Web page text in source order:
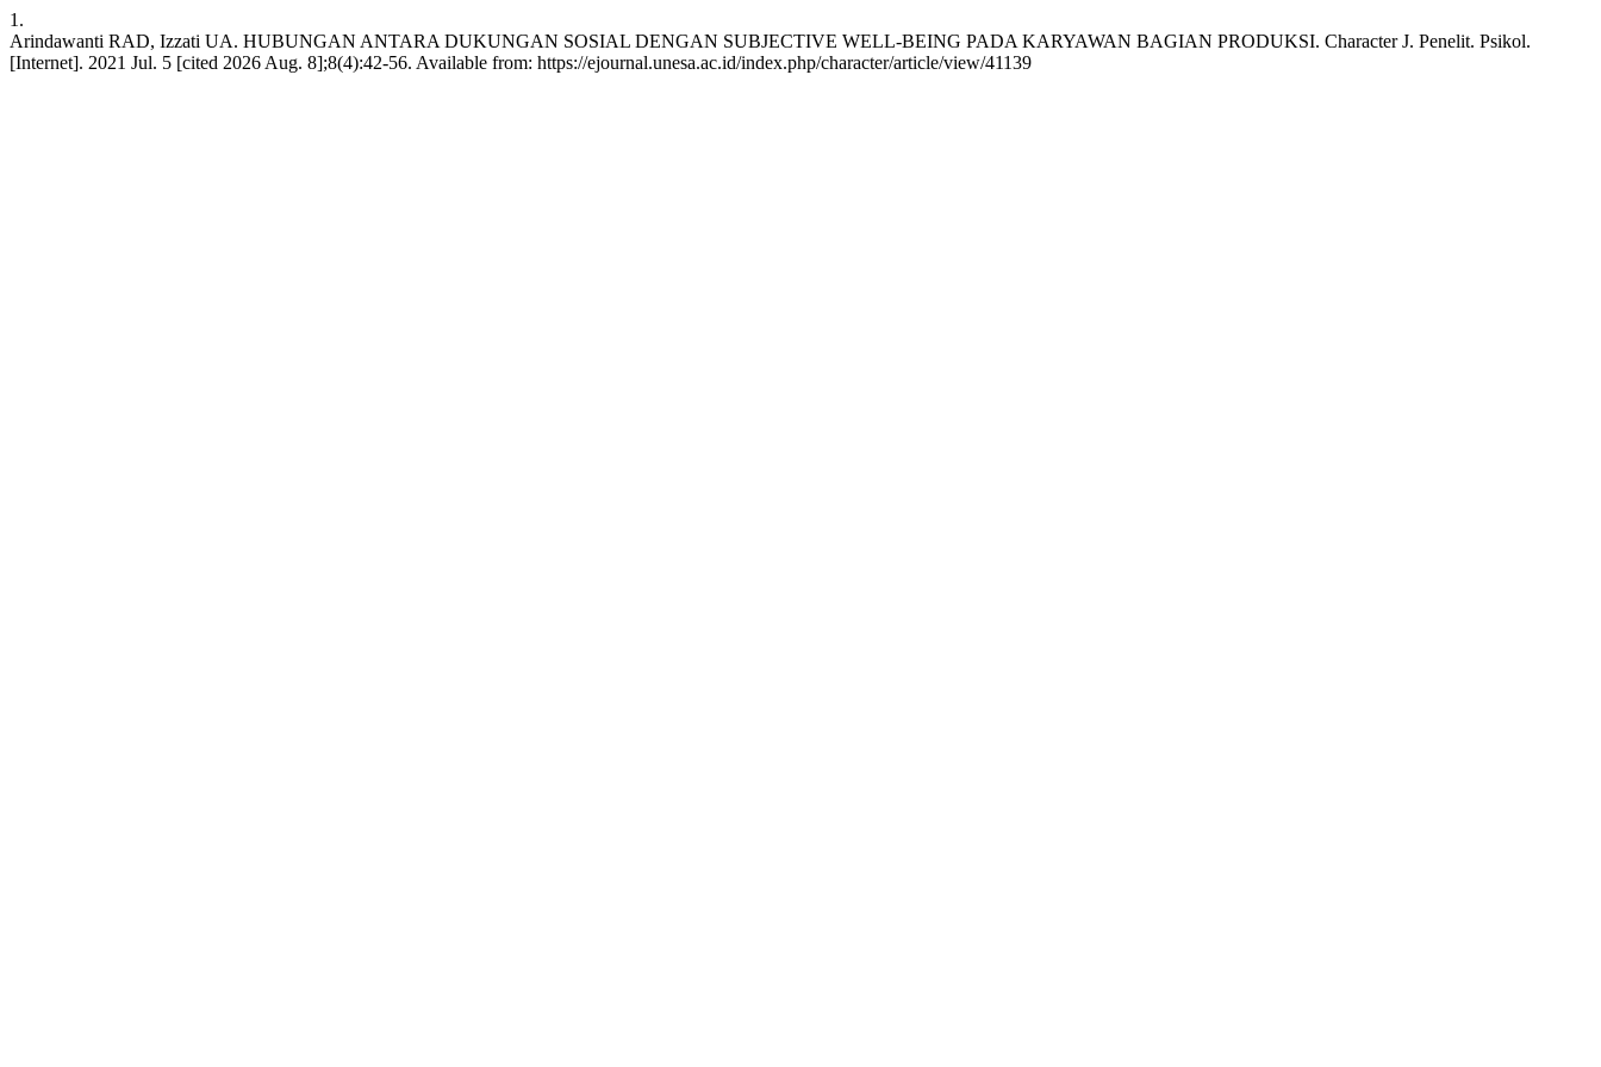
1.
Arindawanti RAD, Izzati UA. HUBUNGAN ANTARA DUKUNGAN SOSIAL DENGAN SUBJECTIVE WELL-BEING PADA KARYAWAN BAGIAN PRODUKSI. Character J. Penelit. Psikol.
[Internet]. 2021 Jul. 5 [cited 2026 Aug. 8];8(4):42-56. Available from: https://ejournal.unesa.ac.id/index.php/character/article/view/41139